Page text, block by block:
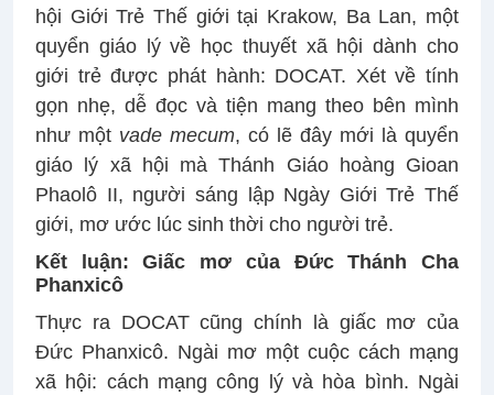
hội Giới Trẻ Thế giới tại Krakow, Ba Lan, một
quyển giáo lý về học thuyết xã hội dành cho
giới trẻ được phát hành: DOCAT. Xét về tính
gọn nhẹ, dễ đọc và tiện mang theo bên mình
như một vade mecum, có lẽ đây mới là quyển
giáo lý xã hội mà Thánh Giáo hoàng Gioan
Phaolô II, người sáng lập Ngày Giới Trẻ Thế
giới, mơ ước lúc sinh thời cho người trẻ.
Kết luận: Giấc mơ của Đức Thánh Cha
Phanxicô
Thực ra DOCAT cũng chính là giấc mơ của
Đức Phanxicô. Ngài mơ một cuộc cách mạng
xã hội: cách mạng công lý và hòa bình. Ngài